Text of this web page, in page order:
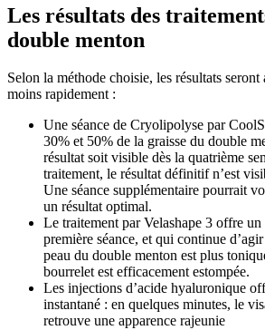
Les résultats des
double menton
Selon la méthode choisie, les résultats
moins rapidement :
Une séance de Cryolipolyse par
30% et 50% de la graisse du double
résultat soit visible dès la quatrième
traitement, le résultat définitif n’est
Une séance supplémentaire pourrait
un résultat optimal.
Le traitement par Velashape 3 offre
première séance, et qui continue
peau du double menton est plus
bourrelet est efficacement estompée.
Les injections d’acide hyaluronique
instantané : en quelques minutes, le
retrouve une apparence rajeunie